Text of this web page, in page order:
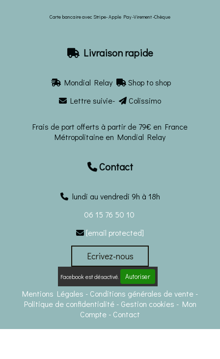
Carte bancaire avec Stripe- Apple Pay -Virement -Chèque
 Livraison rapide
 Mondial Relay  Shop to shop
 Lettre suivie-  Colissimo
Frais de port offerts à partir de 79€ en France
Métropolitaine en Mondial Relay
Contact
lundi au vendredi 9h à 18h
06 15 76 50 10
 [email protected]
Ecrivez-nous
Facebook est désactivé. Autoriser
Mentions Légales
Conditions générales de vente
Politique de confidentialité
Gestion cookies
Mon
Compte
Contact